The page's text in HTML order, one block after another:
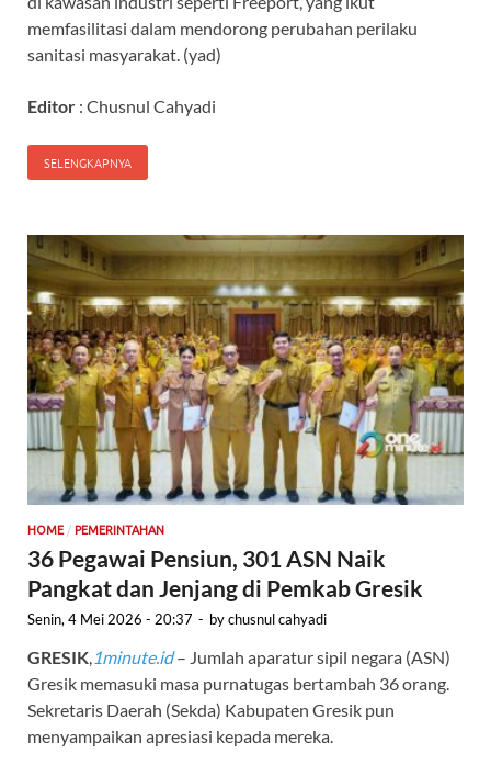
memfasilitasi dalam mendorong perubahan perilaku
sanitasi masyarakat. (yad)
Editor : Chusnul Cahyadi
SELENGKAPNYA
HOME/ PEMERINTAHAN
36 Pegawai Pensiun, 301 ASN Naik
Pangkat dan Jenjang di Pemkab Gresik
Senin, 4 Mei 2026 - 20:37 - bychusnul cahyadi
GRESIK, 1minute.id– Jumlah aparatur sipil negara (ASN)
Gresik memasuki masa purnatugas bertambah 36 orang.
Sekretaris Daerah (Sekda) Kabupaten Gresik pun
menyampaikan apresiasi kepada mereka.